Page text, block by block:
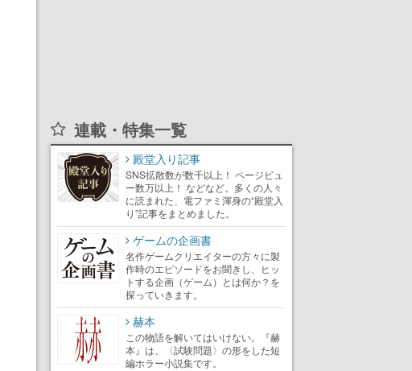
連載・特集一覧
殿堂入り記事
SNS拡散数が数千以上！ ページビュ
ー数万以上！ などなど。多くの人々
に読まれた、電ファミ渾身の“殿堂入
り”記事をまとめました。
ゲームの企画書
名作ゲームクリエイターの方々に製
作時のエピソードをお聞きし、ヒッ
トする企画（ゲーム）とは何か？を
探っていきます。
赫本
この物語を解いてはいけない。『赫
本』は、〈試験問題〉の形をした短
編ホラー小説集です。